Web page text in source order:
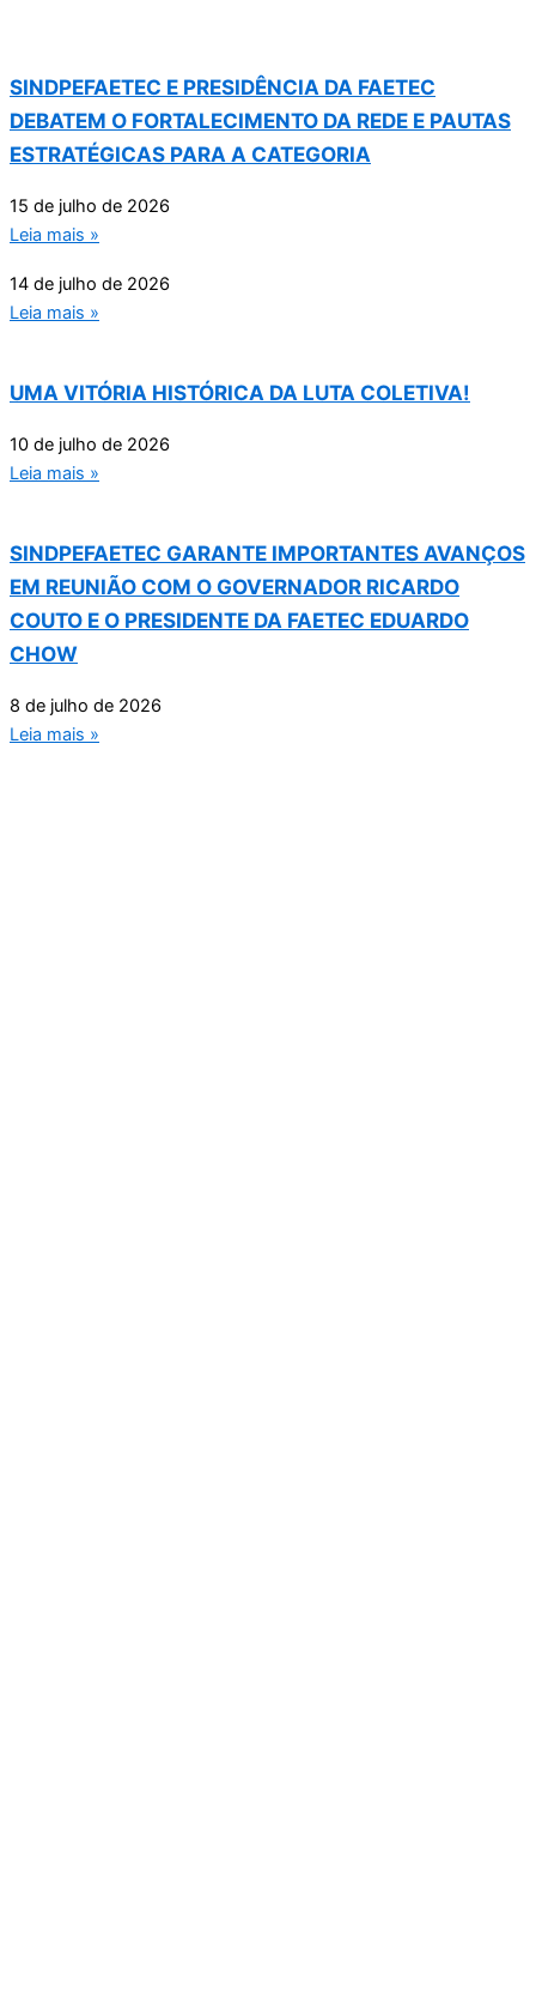
SINDPEFAETEC E PRESIDÊNCIA DA FAETEC
DEBATEM O FORTALECIMENTO DA REDE E PAUTAS
ESTRATÉGICAS PARA A CATEGORIA
15 de julho de 2026
Leia mais »
14 de julho de 2026
Leia mais »
UMA VITÓRIA HISTÓRICA DA LUTA COLETIVA!
10 de julho de 2026
Leia mais »
SINDPEFAETEC GARANTE IMPORTANTES AVANÇOS
EM REUNIÃO COM O GOVERNADOR RICARDO
COUTO E O PRESIDENTE DA FAETEC EDUARDO
CHOW
8 de julho de 2026
Leia mais »